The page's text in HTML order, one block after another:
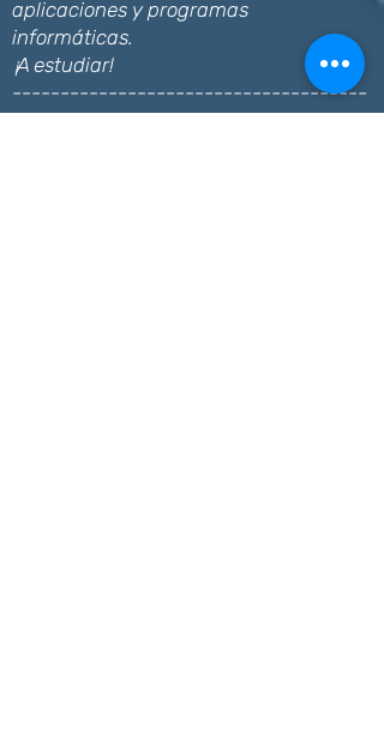
aplicaciones y programas
informáticas.
¡A estudiar!
-------------------------------------
-------------------------------------